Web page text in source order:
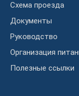
Схема проезда
Документы
Руководство
Организация
Полезные ссылки